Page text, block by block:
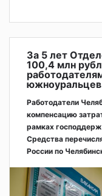
За 5 лет
100,4 млн
южноуральцев
Работодатели
компенсацию
рамках
Средства
России по